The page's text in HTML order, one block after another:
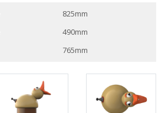
825mm
490mm
765mm